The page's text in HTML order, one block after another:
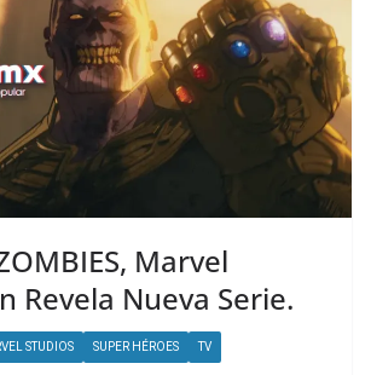
Marvel
Revela Nueva Serie.
STUDIOS SUPER HÉROES TV